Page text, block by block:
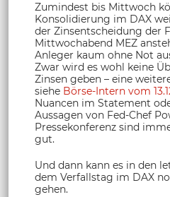
Zumindest bis Mittwoch
Konsolidierung im DAX
der Zinsentscheidung der
Mittwochabend MEZ
Anleger kaum ohne Not
Zwar wird es wohl keine
Zinsen geben – eine
siehe Börse-Intern vom
Nuancen im Statement
Aussagen von Fed-Chef
Pressekonferenz sind
gut.
Und dann kann es in den
dem Verfallstag im DAX
gehen.